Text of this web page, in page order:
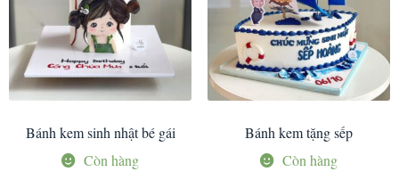
Bánh kem sinh nhật bé gái
Còn hàng
Bánh kem tặng sếp
Còn hàng